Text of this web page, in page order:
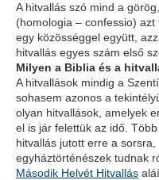
A hitvallás szó mind a
(homologia – confessio) azt
egy közösséggel együtt,
hitvallás egyes szám első
Milyen a Biblia és a
A hitvallások mindig a
sohasem azonos a
olyan hitvallások, amelyek
el is jár felettük az idő.
hitvallás jutott erre a
egyháztörténészek tudnak
Második Helvét Hitvallás